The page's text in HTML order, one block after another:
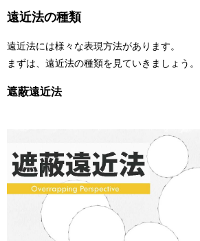
遠近法の種類
遠近法には様々な表現方法があります。
まずは、遠近法の種類を見ていきましょう。
遮蔽遠近法